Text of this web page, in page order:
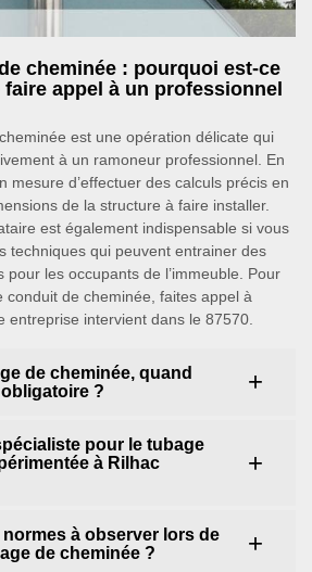
cheminée : pourquoi est-ce
appel à un professionnel
est une opération délicate qui
à un ramoneur professionnel. En
mesure d’effectuer des calculs précis en
de la structure à faire installer.
est également indispensable si vous
techniques qui peuvent entrainer des
pour les occupants de l’immeuble. Pour
conduit de cheminée, faites appel à
entreprise intervient dans le 87570.
de cheminée, quand
?
pour le tubage
à Rilhac
à observer lors de
de cheminée ?